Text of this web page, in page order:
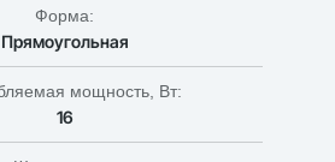
Форма:
Прямоугольная
мощность, Вт:
16